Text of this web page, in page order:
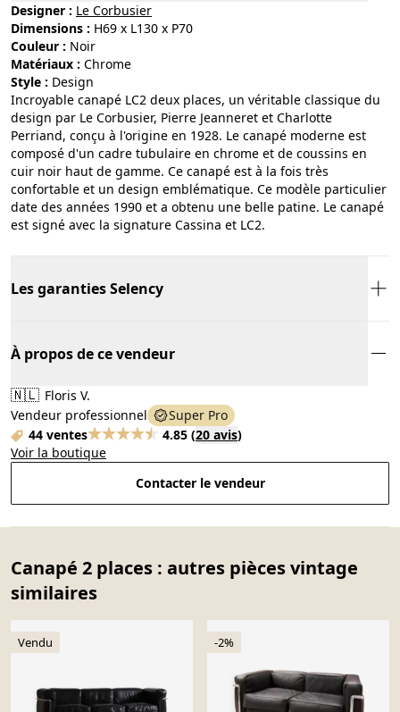
Designer : Le Corbusier
Dimensions : H69 x L130 x P70
Couleur :
noir
Matériaux :
chrome
Style :
design
Incroyable canapé LC2 deux places, un véritable classique du
design par Le Corbusier, Pierre Jeanneret et Charlotte
Perriand, conçu à l'origine en 1928. Le canapé moderne est
composé d'un cadre tubulaire en chrome et de coussins en
cuir noir haut de gamme. Ce canapé est à la fois très
confortable et un design emblématique. Ce modèle particulier
date des années 1990 et a obtenu une belle patine. Le canapé
est signé avec la signature Cassina et LC2.
Les garanties Selency
À propos de ce vendeur
🇳🇱 Floris V.
Vendeur professionnel
Super Pro
44 ventes
4.85 (20 avis)
Voir la boutique
Contacter le vendeur
Canapé 2 places : autres pièces vintage
similaires
Vendu -2%